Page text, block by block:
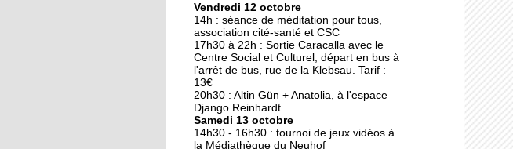
19 octobre 2017
Face au challenge du
numérique
19 octobre 2017
La précarité tue
Vendredi 12 octobre
14h : séance de méditation pour tous,
association cité-santé et CSC
17h30 à 22h : Sortie Caracalla avec le
Centre Social et Culturel, départ en bus à
l'arrêt de bus, rue de la Klebsau. Tarif :
13€
20h30 : Altin Gün + Anatolia, à l'espace
Django Reinhardt
Samedi 13 octobre
14h30 - 16h30 : tournoi de jeux vidéos à
la Médiathèque du Neuhof